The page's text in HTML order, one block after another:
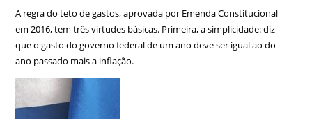
A regra do teto de gastos, aprovada por Emenda Constitucional
em 2016, tem três virtudes básicas. Primeira, a simplicidade: diz
que o gasto do governo federal de um ano deve ser igual ao do
ano passado mais a inflação.